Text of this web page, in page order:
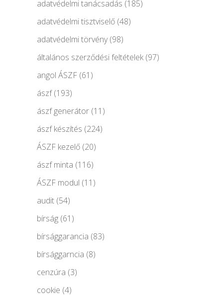
adatvédelmi tanácsadás (185)
adatvédelmi tisztviselő (48)
adatvédelmi törvény(98)
általános szerződési feltételek(97)
angol ÁSZF (61)
ászf(193)
ászf generátor (11)
ászf készítés (224)
ÁSZF kezelő (20)
ászf minta (116)
ÁSZF modul (11)
audit (54)
bírság (61)
bírsággarancia (83)
bírsággarncia (8)
cenzúra (3)
cookie (4)